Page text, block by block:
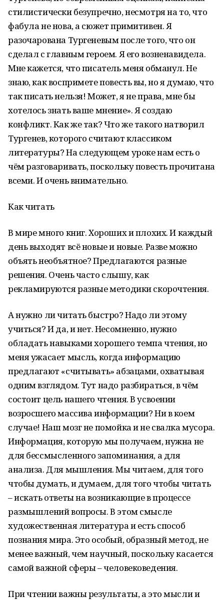
стилистически безупречно, несмотря на то, что
фабула не нова, а сюжет примитивен. Я
разочарована Тургеневым после того, что он
сделал с главным героем. Я его возненавидела.
Мне кажется, что писатель меня обманул. Не
знаю, как воспримете повесть вы, но я думаю, что
так писать нельзя! Может, я не права, мне бы
хотелось знать ваше мнение». Я создаю
конфликт. Как же так? Что же такого натворил
Тургенев, которого считают классиком
литературы? На следующем уроке нам есть о
чём разговаривать, поскольку повесть прочитана
всеми. И очень внимательно.
Как читать
В мире много книг. Хороших и плохих. И каждый
день выходят всё новые и новые. Разве можно
объять необъятное? Предлагаются разные
решения. Очень часто слышу, как
рекламируются разные методики скорочтения.
А нужно ли читать быстро? Надо ли этому
учиться? И да, и нет. Несомненно, нужно
обладать навыками хорошего темпа чтения, но
меня ужасает мысль, когда информацию
предлагают «считывать» абзацами, охватывая
одним взглядом. Тут надо разбираться, в чём
состоит цель нашего чтения. В усвоении
возросшего массива информации? Ни в коем
случае! Наш мозг не помойка и не свалка мусора.
Информация, которую мы получаем, нужна не
для бессмысленного запоминания, а для
анализа. Для мышления. Мы читаем, для того
чтобы думать, и думаем, для того чтобы читать
– искать ответы на возникающие в процессе
размышлений вопросы. В этом смысле
художественная литература и есть способ
познания мира. Это особый, образный метод, не
менее важный, чем научный, поскольку касается
самой важной сферы – человековедения.
При чтении важны результаты, а это мысли и